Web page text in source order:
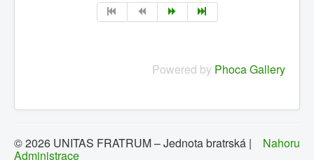
Powered by Phoca Gallery
Nahoru
© 2026 UNITAS FRATRUM – Jednota bratrská |
Administrace